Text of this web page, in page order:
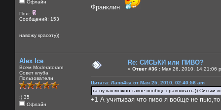
Офлайн
Пол:
Сообщений: 153
навожу красоту))
Франклин
Alex Ice
Всем Moderatoram
Совет клуба
Пользователи
:) 35
Офлайн
Re: СИСЬКИ или ПИВО?
« Ответ #36 : Мая 26, 2010, 14:21:06
Цитата: Лапо4ка от Мая 25, 2010, 02:40:56 am
та ну как можно такое вообще сравнивать:)) Сиськи
+1 А учитывая что пиво я вобще не